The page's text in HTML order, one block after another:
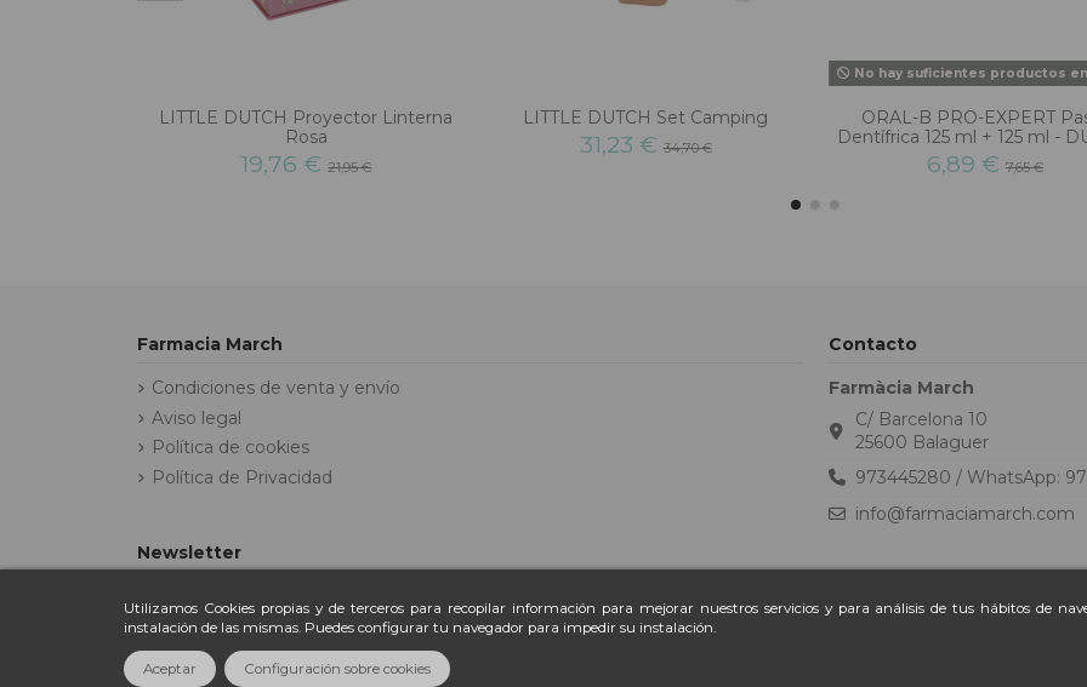
Utilizamos Cookies propias y de terceros para recopilar información para mejorar nuestros servicios y para análisis de tus hábitos de
instalación de las mismas. Puedes configurar tu navegador para impedir su instalación.
Aceptar Configuración sobre cookies
LITTLE DUTCH Proyector Linterna
Rosa
19,76 €21,95 €
LITTLE DUTCH Set Camping
31,23 €34,70 €
No hay suficientes productos
ORAL-B PRO-EXPERT
Dentífrica 125 ml + 125 ml -
6,89 € 7,65 €
Farmacia March
Condiciones de venta y envío
Aviso legal
Política de cookies
Política de Privacidad
Contacto
Farmàcia March
C/ Barcelona 10
25600 Balaguer
973445280 / WhatsApp:
info@farmaciamarch.com
Newsletter